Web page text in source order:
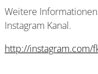
Weitere
Instagram Kanal.
http://instagram.com/